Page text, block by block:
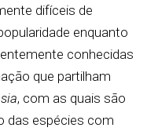
difíceis de
enquanto
conhecidas
que partilham
, com as quais são
das espécies com